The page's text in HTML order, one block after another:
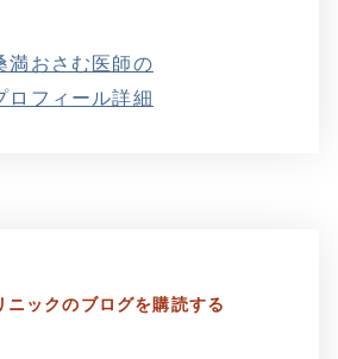
満おさむ医師の
ロフィール詳細
ニックのブログを購読する
新着情報
リニックについて
あるご質問
のお問いあわせ